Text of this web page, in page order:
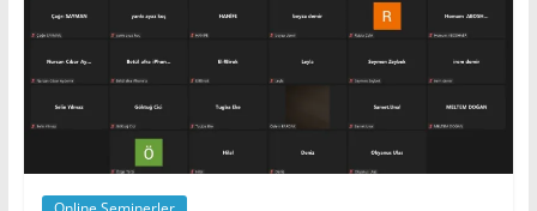
paylaştıkça
güzeldir!
ERP
|
Kaynak